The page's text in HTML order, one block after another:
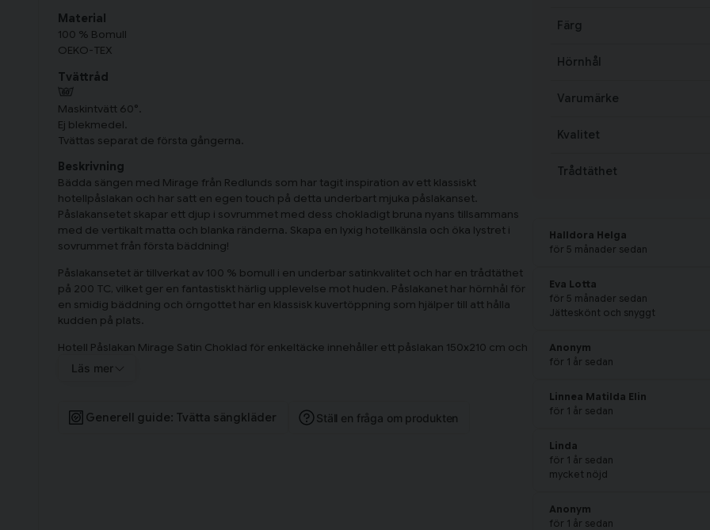
Material
100 % Bomull
OEKO-TEX
Tvättråd
Maskintvätt 60°.
Ej blekmedel.
Tvättas separat de första gångerna.
Beskrivning
Bädda sängen med Mirage från Redlunds som har tagit inspiration av ett klassiskt
hotellpåslakan och har satt en egen touch på detta underbart mjuka påslakanset.
Påslakansetet skapar ett djup i sovrummet med dess chokladigt bruna nyans tillsammans
med de vertikalt matta och blanka ränderna. Skapa en lyxig hotellkänsla och öka lystret i
sovrummet från första bäddning!
Påslakansetet är tillverkat av 100 % bomull i en underbar satinkvalitet och har en trådtäthet
på 200 TC, vilket ger en fantastiskt härlig upplevelse mot huden. Påslakanet har hörnhål för
en smidig bäddning och örngottet har en klassisk kuvertöppning som hjälper till att hålla
kudden på plats.
Hotell Påslakan Mirage Satin Choklad för enkeltäcke innehåller ett påslakan 150x210 cm och
ett örngott 50x60 cm.
Läs mer
Generell guide: Tvätta sängkläder Ställ en fråga om produkten
Färg
Hörnhål
Varumärke
Kvalitet
Trådtäthet
Halldora Helga
för 5 månader sedan
Eva Lotta
för 5 månader sedan
Jätteskönt och snyggt
Anonym
för 1 år sedan
Linnea Matilda Elin
för 1 år sedan
Linda
för 1 år sedan
mycket nöjd
Anonym
för 1 år sedan